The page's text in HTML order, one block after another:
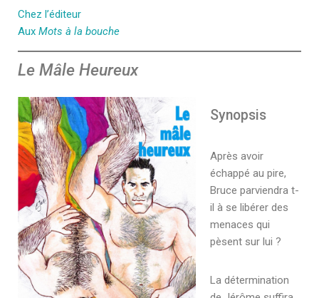
Chez l’éditeur
Aux Mots à la bouche
Le Mâle Heureux
Synopsis
Après avoir
échappé au pire,
Bruce parviendra t-
il à se libérer des
menaces qui
pèsent sur lui ?
La détermination